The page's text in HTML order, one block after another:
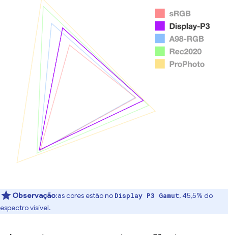
Observação:as cores estão no Display P3 Gamut, 45,5% do
espectro visível.